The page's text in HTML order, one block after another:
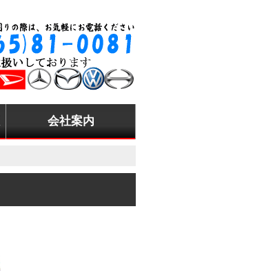
会社案内